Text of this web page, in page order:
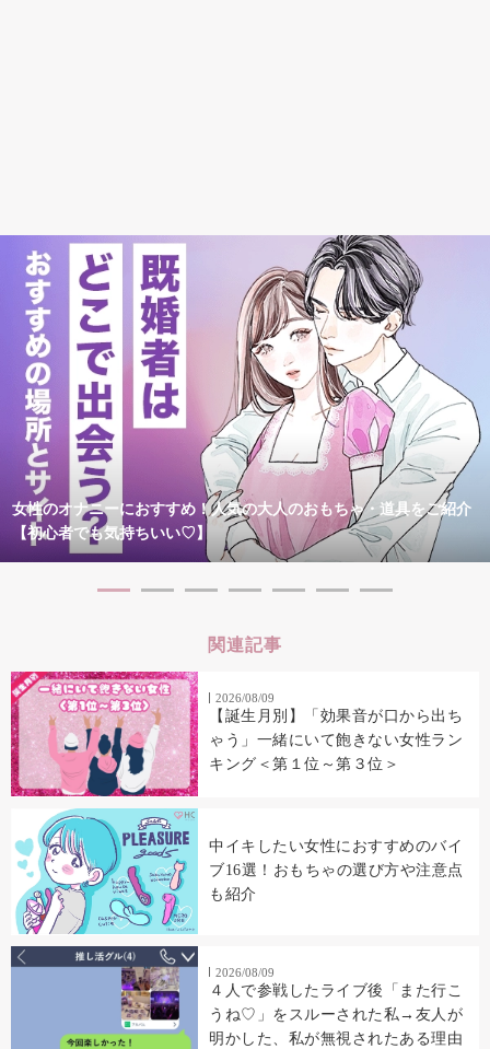
女性のオナニーにおすすめ！人気の大人のおもちゃ・道具をご紹介
【初心者でも気持ちいい♡】
関連記事
2026/08/09
【誕生月別】「効果音が口から出ち
ゃう」一緒にいて飽きない女性ラン
キング＜第１位～第３位＞
中イキしたい女性におすすめのバイ
ブ16選！おもちゃの選び方や注意点
も紹介
2026/08/09
４人で参戦したライブ後「また行こ
うね♡」をスルーされた私→友人が
明かした、私が無視されたある理由